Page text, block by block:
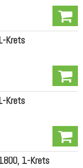
Krets
Krets
1-Krets